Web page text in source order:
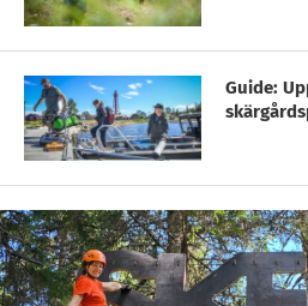
Guide: